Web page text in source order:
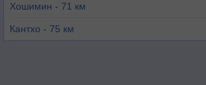
Хошимин - 71 км
Кантхо - 75 км